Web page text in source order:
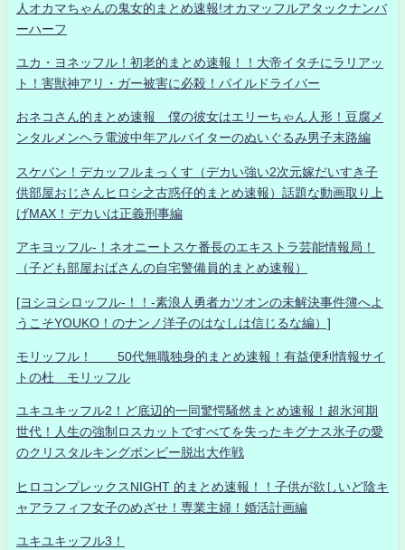
人オカマちゃんの鬼女的まとめ速報!オカマッフルアタックナンバ
ーハーフ
ユカ・ヨネッフル！初老的まとめ速報！！大帝イタチにラリアッ
ト！害獣神アリ・ガー被害に必殺！パイルドライバー
おネコさん的まとめ速報 僕の彼女はエリーちゃん人形！豆腐メ
ンタルメンヘラ電波中年アルバイターのぬいぐるみ男子末路編
スケバン！デカッフルまっくす（デカい強い2次元嫁だいすき子
供部屋おじさんヒロシ之古惑仔的まとめ速報）話題な動画取り上
げMAX！デカいは正義刑事編
アキヨッフル-！ネオニートスケ番長のエキストラ芸能情報局！
（子ども部屋おばさんの自宅警備員的まとめ速報）
[ヨシヨシロッフル-！！-素浪人勇者カツオンの未解決事件簿へよ
うこそYOUKO！のナンノ洋子のはなしは信じるな編）]
モリッフル！ 50代無職独身的まとめ速報！有益便利情報サイ
トの杜 モリッフル
ユキユキッフル2！ど底辺的一同驚愕騒然まとめ速報！超氷河期
世代！人生の強制ロスカットですべてを失ったキグナス氷子の愛
のクリスタルキングボンビー脱出大作戦
ヒロコンプレックスNIGHT 的まとめ速報！！子供が欲しいど陰キ
ャアラフィフ女子のめざせ！専業主婦！婚活計画編
ユキユキッフル3！